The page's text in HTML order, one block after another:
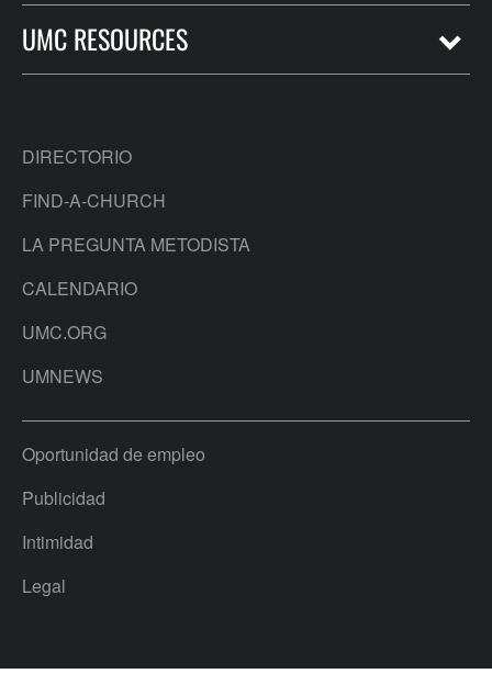
UMC RESOURCES
DIRECTORIO
FIND-A-CHURCH
LA PREGUNTA METODISTA
CALENDARIO
UMC.ORG
UMNEWS
Oportunidad de empleo
Publicidad
Intimidad
Legal